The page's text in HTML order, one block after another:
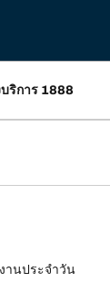
บริการ 1888
านประจำวัน